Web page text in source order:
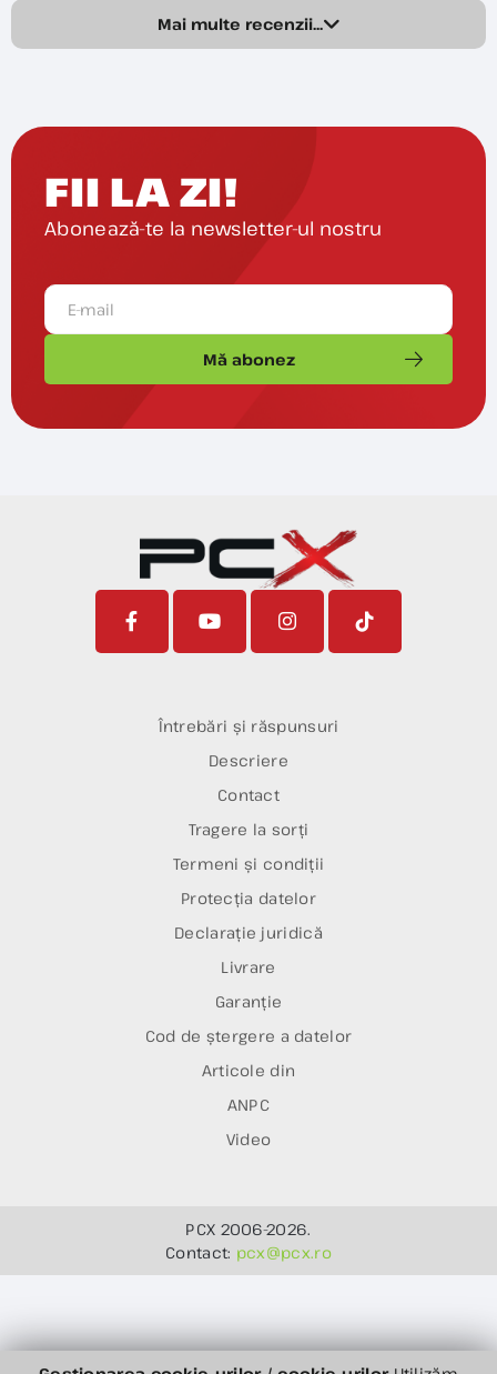
Mai multe recenzii...
FII LA ZI!
Abonează-te la newsletter-ul nostru
Mă abonez
Întrebări și răspunsuri
Descriere
Contact
Tragere la sorți
Termeni și condiții
Protecția datelor
Declarație juridică
Livrare
Garanție
Cod de ștergere a datelor
Articole din
ANPC
Video
PCX 2006-2026.
Contact: pcx@pcx.ro